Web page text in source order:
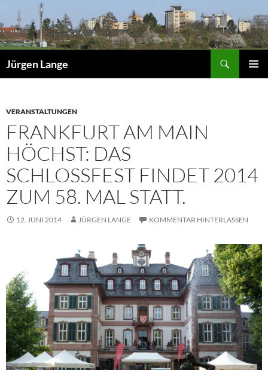
Inhalt
springen
Jürgen Lange
VERANSTALTUNGEN
FRANKFURT AM MAIN
HÖCHST: DAS
SCHLOSSFEST FINDET 2014
ZUM 58. MAL STATT.
12. JUNI 2014 JÜRGEN LANGE KOMMENTAR HINTERLASSEN